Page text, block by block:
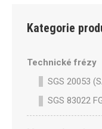
Kategorie
Technické frézy
SGS 20053
SGS 83022